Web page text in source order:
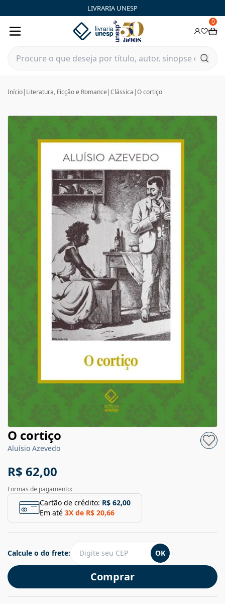
LIVRARIA UNESP
0
Início| Literatura, Ficção e Romance |Clássica |O cortiço
O cortiço
Aluísio Azevedo
R$ 62,00
Formas de pagamento:
Cartão de crédito: R$ 62,00
Em até 3X de R$ 20,66
Comprar
Calcule o do frete: OK